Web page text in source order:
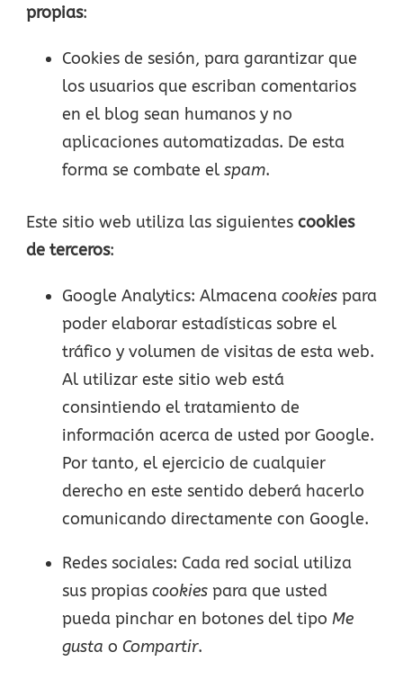
propias:
Cookies de sesión, para garantizar que
los usuarios que escriban comentarios
en el blog sean humanos y no
aplicaciones automatizadas. De esta
forma se combate el spam.
Este sitio web utiliza las siguientes cookies
de terceros:
Google Analytics: Almacena cookies para
poder elaborar estadísticas sobre el
tráfico y volumen de visitas de esta web.
Al utilizar este sitio web está
consintiendo el tratamiento de
información acerca de usted por Google.
Por tanto, el ejercicio de cualquier
derecho en este sentido deberá hacerlo
comunicando directamente con Google.
Redes sociales: Cada red social utiliza
sus propias cookies para que usted
pueda pinchar en botones del tipo Me
gusta o Compartir.